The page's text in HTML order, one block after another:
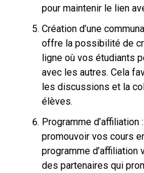
pour maintenir le lien
Création d’une
offre la possibilité de
ligne où vos étudiants
avec les autres. Cela
les discussions et la
élèves.
Programme
promouvoir vos cours
programme d’affiliation
des partenaires qui